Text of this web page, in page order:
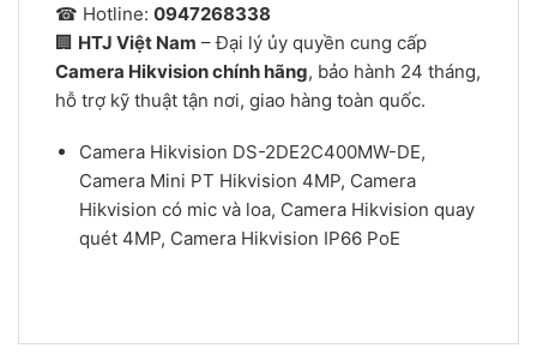
☎ Hotline: 0947268338
🏢 HTJ Việt Nam – Đại lý ủy quyền cung cấp
Camera Hikvision chính hãng, bảo hành 24 tháng,
hỗ trợ kỹ thuật tận nơi, giao hàng toàn quốc.
Camera Hikvision DS-2DE2C400MW-DE,
Camera Mini PT Hikvision 4MP, Camera
Hikvision có mic và loa, Camera Hikvision quay
quét 4MP, Camera Hikvision IP66 PoE